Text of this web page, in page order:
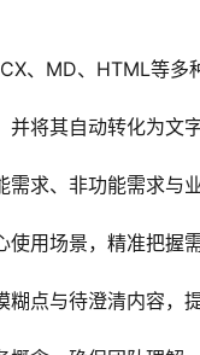
、MD、HTML等多
将其自动转化为文
求、非功能需求与
用场景，精准把握
点与待澄清内容，